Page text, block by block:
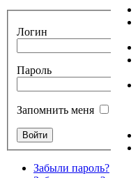
Логин
Пароль
Запомнить меня
Забыли пароль?